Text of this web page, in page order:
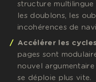
structure
les doublons, les
incohérences de
Accélérer les
pages sont
nouvel
se déploie plus vite.